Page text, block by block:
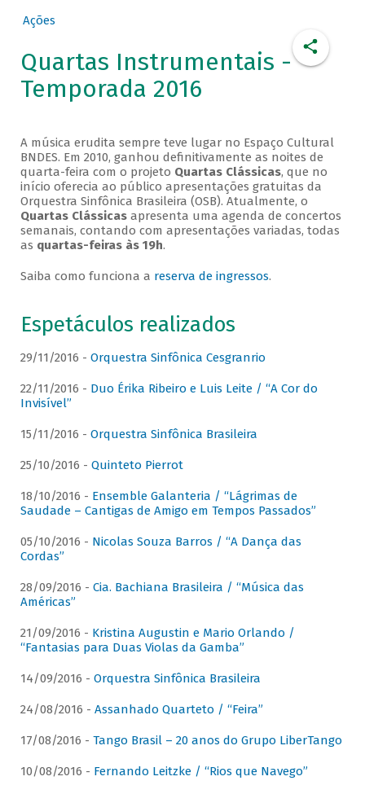
Ações
Quartas Instrumentais -
Temporada 2016
A música erudita sempre teve lugar no Espaço Cultural
BNDES. Em 2010, ganhou definitivamente as noites de
quarta-feira com o projeto Quartas Clássicas, que no
início oferecia ao público apresentações gratuitas da
Orquestra Sinfônica Brasileira (OSB). Atualmente, o
Quartas Clássicasapresenta uma agenda de concertos
semanais, contando com apresentações variadas, todas
as quartas-feiras às 19h.
Saiba como funciona a reserva de ingressos.
Espetáculos realizados
29/11/2016 - Orquestra Sinfônica Cesgranrio
22/11/2016 - Duo Érika Ribeiro e Luis Leite / “A Cor do
Invisível”
15/11/2016 - Orquestra Sinfônica Brasileira
25/10/2016 - Quinteto Pierrot
18/10/2016 - Ensemble Galanteria / “Lágrimas de
Saudade – Cantigas de Amigo em Tempos Passados”
05/10/2016 - Nicolas Souza Barros / “A Dança das
Cordas”
28/09/2016 - Cia. Bachiana Brasileira / “Música das
Américas”
21/09/2016 - Kristina Augustin e Mario Orlando /
“Fantasias para Duas Violas da Gamba”
14/09/2016 - Orquestra Sinfônica Brasileira
24/08/2016 - Assanhado Quarteto / “Feira”
17/08/2016 - Tango Brasil – 20 anos do Grupo LiberTango
10/08/2016 - Fernando Leitzke / “Rios que Navego”